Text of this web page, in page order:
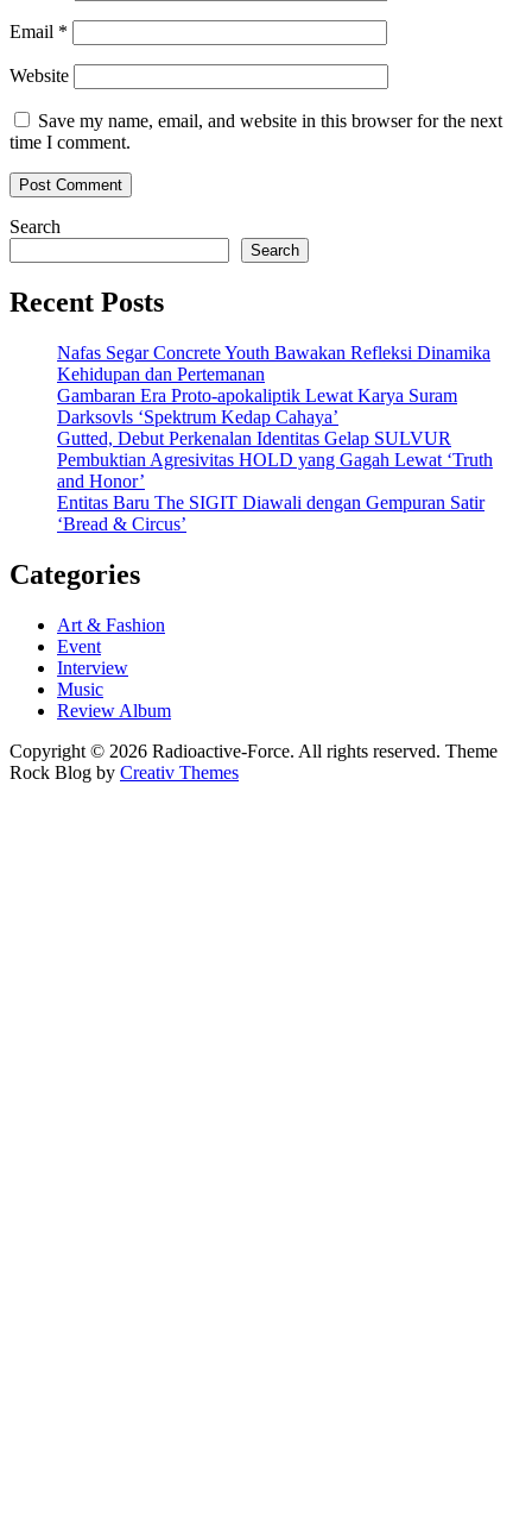
Email *
Website
Save my name, email, and website in this browser for the next
time I comment.
Search
Search
Recent Posts
Nafas Segar Concrete Youth Bawakan Refleksi Dinamika
Kehidupan dan Pertemanan
Gambaran Era Proto-apokaliptik Lewat Karya Suram
Darksovls ‘Spektrum Kedap Cahaya’
Gutted, Debut Perkenalan Identitas Gelap SULVUR
Pembuktian Agresivitas HOLD yang Gagah Lewat ‘Truth
and Honor’
Entitas Baru The SIGIT Diawali dengan Gempuran Satir
‘Bread & Circus’
Categories
Art & Fashion
Event
Interview
Music
Review Album
Copyright © 2026 Radioactive-Force. All rights reserved. Theme
Rock Blog by Creativ Themes